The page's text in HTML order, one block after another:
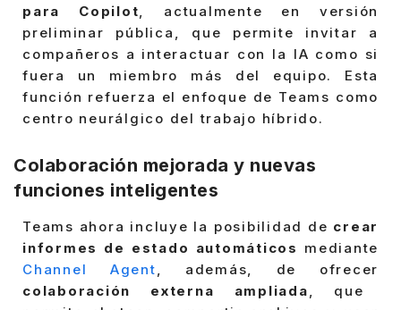
para Copilot, actualmente en versión
preliminar pública, que permite invitar a
compañeros a interactuar con la IA como si
fuera un miembro más del equipo. Esta
función refuerza el enfoque de Teams como
centro neurálgico del trabajo híbrido.
Colaboración mejorada y nuevas
funciones inteligentes
Teams ahora incluye la posibilidad de crear
informes de estado automáticos mediante
Channel Agent, además, de ofrecer
colaboración externa ampliada, que